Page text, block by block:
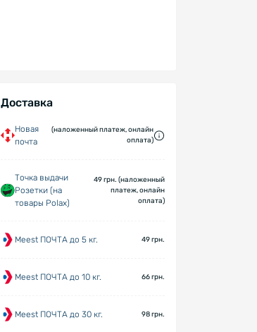
Доставка
Новая
почта
(наложенный платеж, онлайн
оплата)
Точка выдачи
Розетки (на
товары Polax)
49 грн. (наложенный
платеж, онлайн
оплата)
Meest ПОЧТА до 5 кг. 49 грн.
Meest ПОЧТА до 10 кг. 66 грн.
Meest ПОЧТА до 30 кг. 98 грн.